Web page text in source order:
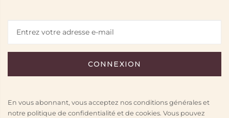
En vous abonnant, vous acceptez nos conditions générales et
notre politique de confidentialité et de cookies. Vous pouvez